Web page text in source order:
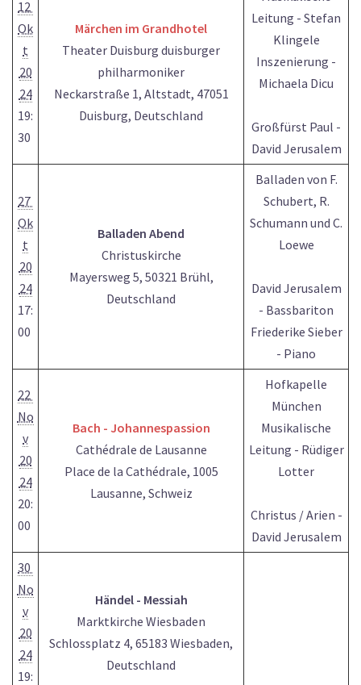
12
Ok
t
20
24
19:
30
Märchen im Grandhotel
Theater Duisburg duisburger
philharmoniker
Neckarstraße 1, Altstadt, 47051
Duisburg, Deutschland
Leitung - Stefan
Klingele
Inszenierung -
Michaela Dicu
Großfürst Paul -
David Jerusalem
27
Ok
t
20
24
17:
00
Balladen Abend
Christuskirche
Mayersweg 5, 50321 Brühl,
Deutschland
Balladen von F.
Schubert, R.
Schumann und C.
Loewe
David Jerusalem
- Bassbariton
Friederike Sieber
- Piano
22
No
v
20
24
20:
00
Bach - Johannespassion
Cathédrale de Lausanne
Place de la Cathédrale, 1005
Lausanne, Schweiz
Hofkapelle
München
Musikalische
Leitung - Rüdiger
Lotter
Christus / Arien -
David Jerusalem
30
No
v
20
24
19:
Händel - Messiah
Marktkirche Wiesbaden
Schlossplatz 4, 65183 Wiesbaden,
Deutschland